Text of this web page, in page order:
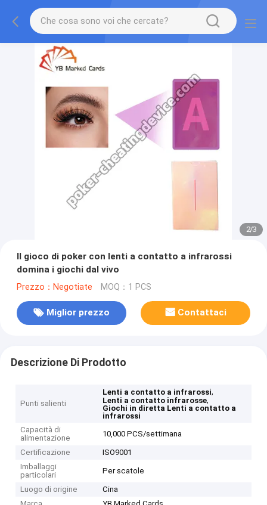
2/3
Il gioco di poker con lenti a contatto a infrarossi
domina i giochi dal vivo
Prezzo：Negotiate MOQ：1 PCS
Miglior prezzo Contattaci
Descrizione Di Prodotto
Punti salienti
Lenti a contatto a infrarossi,
Lenti a contatto infrarosse,
Giochi in diretta Lenti a contatto a
infrarossi
Capacità di
alimentazione
10,000 PCS/settimana
Certificazione
ISO9001
Imballaggi
particolari
Per scatole
Luogo di origine
Cina